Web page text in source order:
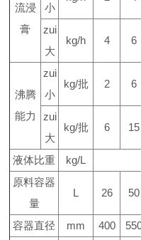
流浸
膏
小
zui
大
kg/h 4 6
沸腾
能力
zui
小
kg/批 2 6
zui
大
kg/批 6 15
液体比重 kg/L
原料容器
量
L 26 50
容器直径 mm 400